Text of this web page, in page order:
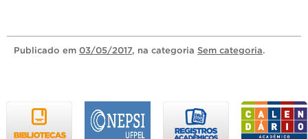
Publicado em 03/05/2017, na categoria Sem categoria.